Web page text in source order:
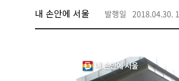
내 손안에 서울 발행일 2018.04.30.